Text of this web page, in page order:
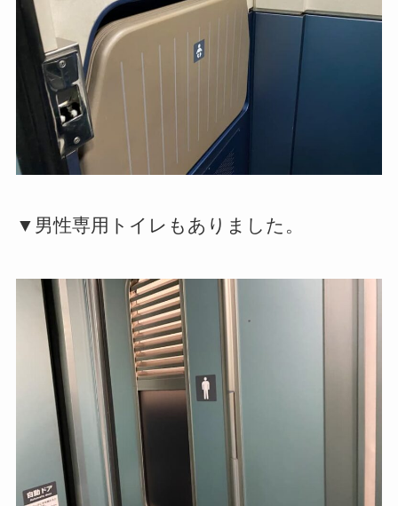
▼男性専用トイレもありました。